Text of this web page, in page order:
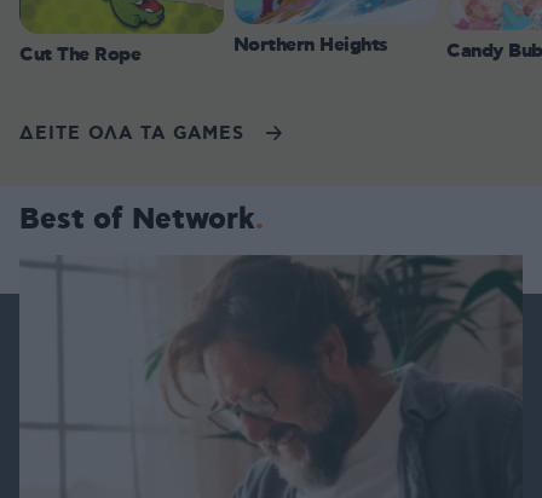
Cut The Rope Northern Heights Candy
ΔΕΙΤΕ ΟΛΑ ΤΑ GAMES
Best of Network